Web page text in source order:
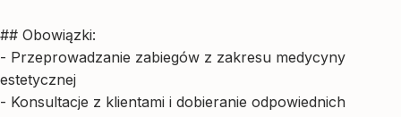
## Obowiązki:
- Przeprowadzanie zabiegów z zakresu medycyny
estetycznej
- Konsultacje z klientami i dobieranie odpowiednich